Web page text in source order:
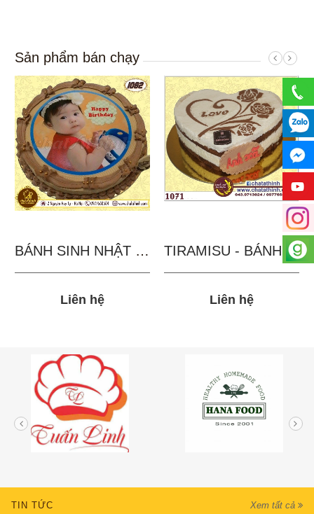
Sản phẩm bán chạy
BÁNH SINH NHẬT IN...
Liên hệ
TIRAMISU - BÁNH TẶNG...
Liên hệ
TIN TỨC Xem tất cả